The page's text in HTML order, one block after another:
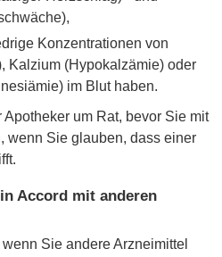
Konzentrationen von
Kalzium (Hypokalzämie) oder
im Blut haben.
Apotheker um Rat, bevor Sie mit
wenn Sie glauben, dass einer
Accord mit anderen
Sie andere Arzneimittel